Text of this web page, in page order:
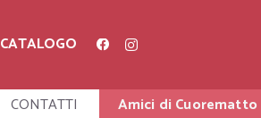
CATALOGO
CONTATTI Amici di Cuorematto